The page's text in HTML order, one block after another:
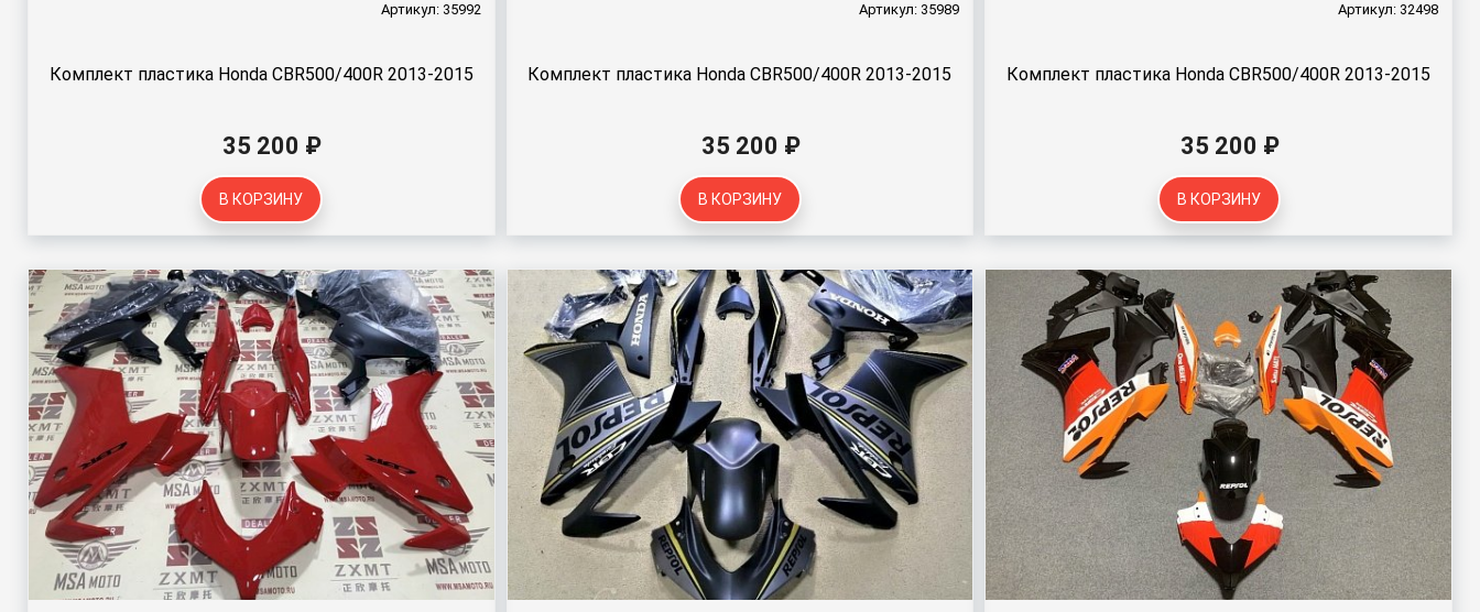
Артикул: 35992
Комплект пластика Honda CBR500/400R 2013-2015
35 200 ₽
В КОРЗИНУ
Артикул: 35989
Комплект пластика Honda CBR500/400R 2013-2015
35 200 ₽
В КОРЗИНУ
Артикул: 32498
Комплект пластика Honda CBR500/400R 2013-2015
35 200 ₽
В КОРЗИНУ